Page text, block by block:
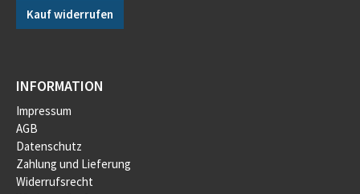
Kauf widerrufen
INFORMATION
Impressum
AGB
Datenschutz
Zahlung und Lieferung
Widerrufsrecht